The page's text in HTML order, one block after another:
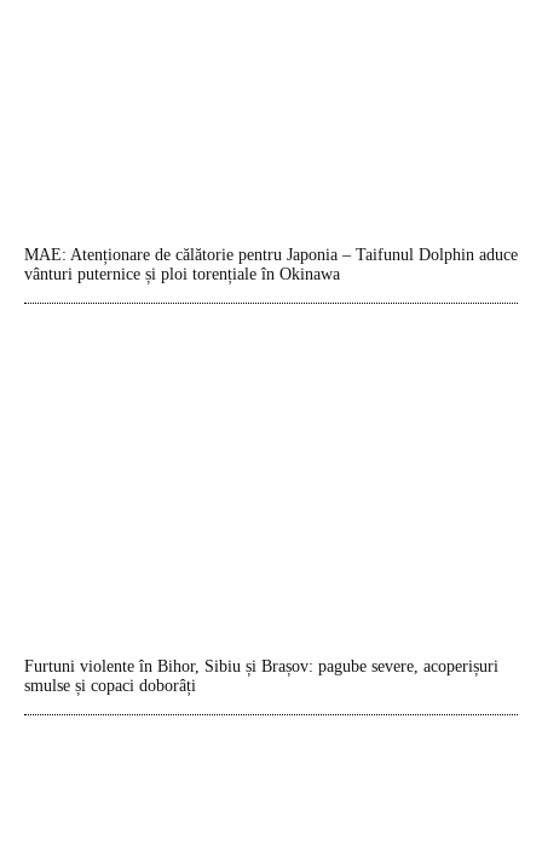
MAE: Atenționare de călătorie pentru Japonia – Taifunul Dolphin aduce
vânturi puternice și ploi torențiale în Okinawa
Furtuni violente în Bihor, Sibiu și Brașov: pagube severe, acoperișuri
smulse și copaci doborâți